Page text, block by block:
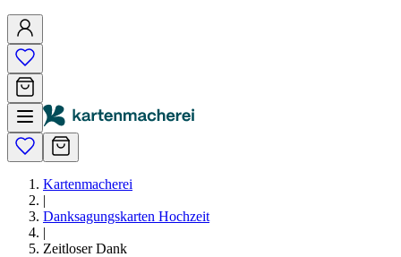
Kartenmacherei
|
Danksagungskarten Hochzeit
|
Zeitloser Dank